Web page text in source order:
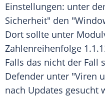
Einstellungen: unter
Sicherheit" den
Dort sollte unter
Zahlenreihenfolge
Falls das nicht der Fall
Defender unter "Viren
nach Updates gesucht